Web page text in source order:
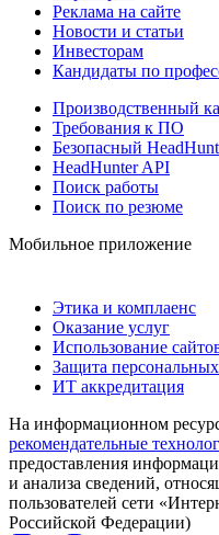
Реклама на сайте
Новости и статьи
Инвесторам
Кандидаты по
Производственный
Требования к ПО
Безопасный
HeadHunter API
Поиск работы
Поиск по резюме
Мобильное приложение
Этика и комплаенс
Оказание услуг
Использование
Защита
ИТ аккредитация
На информационном
рекомендательные
предоставления
и анализа сведений,
пользователей сети
Российской Федерации)